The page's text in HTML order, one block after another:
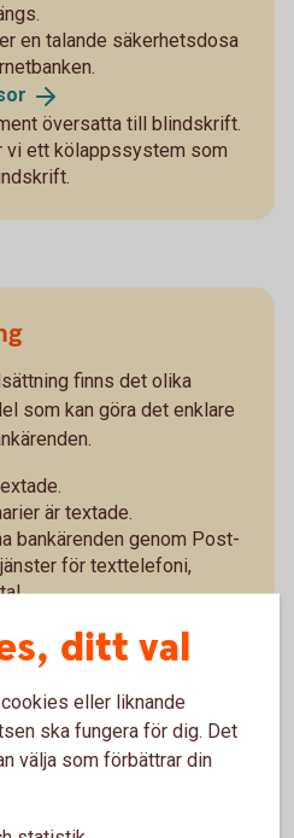
en talande säkerhetsdosa
översatta till blindskrift.
vi ett kölappssystem som
finns det olika
som kan göra det enklare
är textade.
bankärenden genom Post-
för texttelefoni,
ditt val
eller liknande
ska fungera för dig. Det
välja som förbättrar din